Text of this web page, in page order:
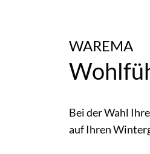
WAREMA
Bei der Wahl
auf Ihren